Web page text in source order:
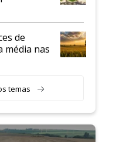
de
média nas
temas